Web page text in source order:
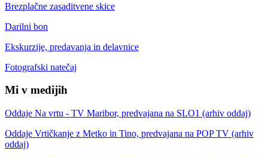
Brezplačne zasaditvene skice
Darilni bon
Ekskurzije, predavanja in delavnice
Fotografski natečaj
Mi v medijih
Oddaje Na vrtu - TV Maribor, predvajana na SLO1 (arhiv oddaj)
Oddaje Vrtičkanje z Metko in Tino, predvajana na POP TV (arhiv
oddaj)